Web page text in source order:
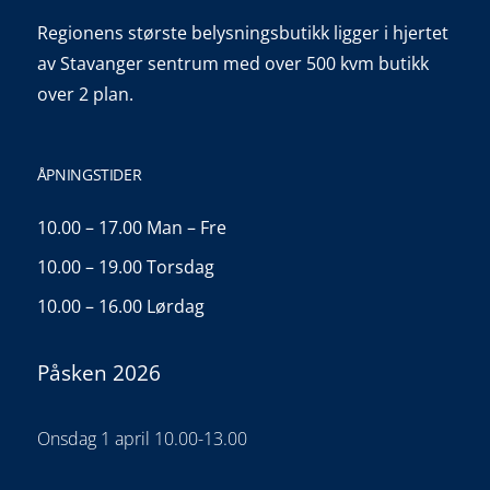
Regionens største belysningsbutikk ligger i hjertet
av Stavanger sentrum med over 500 kvm butikk
over 2 plan.
ÅPNINGSTIDER
10.00 – 17.00 Man – Fre
10.00 – 19.00 Torsdag
10.00 – 16.00 Lørdag
Påsken 2026
Onsdag 1 april 10.00-13.00